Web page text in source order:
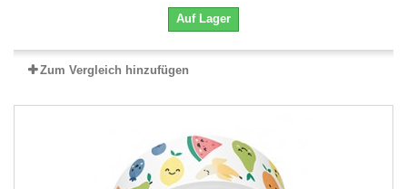
Auf Lager
Zum Vergleich hinzufügen